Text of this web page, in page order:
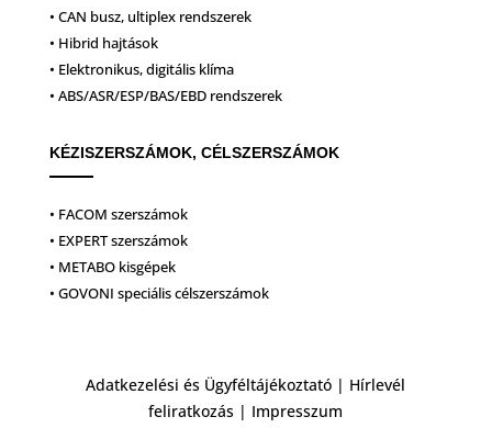
• CAN busz, ultiplex rendszerek
• Hibrid hajtások
• Elektronikus, digitális klíma
• ABS/ASR/ESP/BAS/EBD rendszerek
KÉZISZERSZÁMOK, CÉLSZERSZÁMOK
• FACOM szerszámok
• EXPERT szerszámok
• METABO kisgépek
• GOVONI speciális célszerszámok
Adatkezelési és Ügyféltájékoztató | Hírlevél
feliratkozás | Impresszum